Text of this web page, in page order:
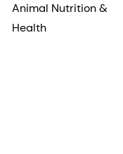
Animal Nutrition &
Health